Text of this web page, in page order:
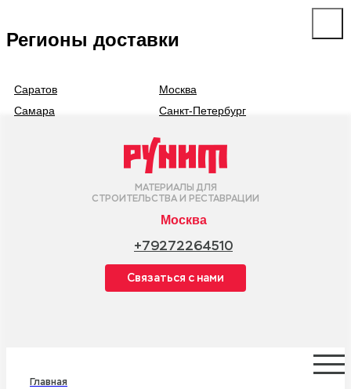
Регионы доставки
Саратов
Москва
Самара
Санкт-Петербург
МАТЕРИАЛЫ ДЛЯ
СТРОИТЕЛЬСТВА И РЕСТАВРАЦИИ
Москва
+79272264510
Cвязаться с нами
Главная